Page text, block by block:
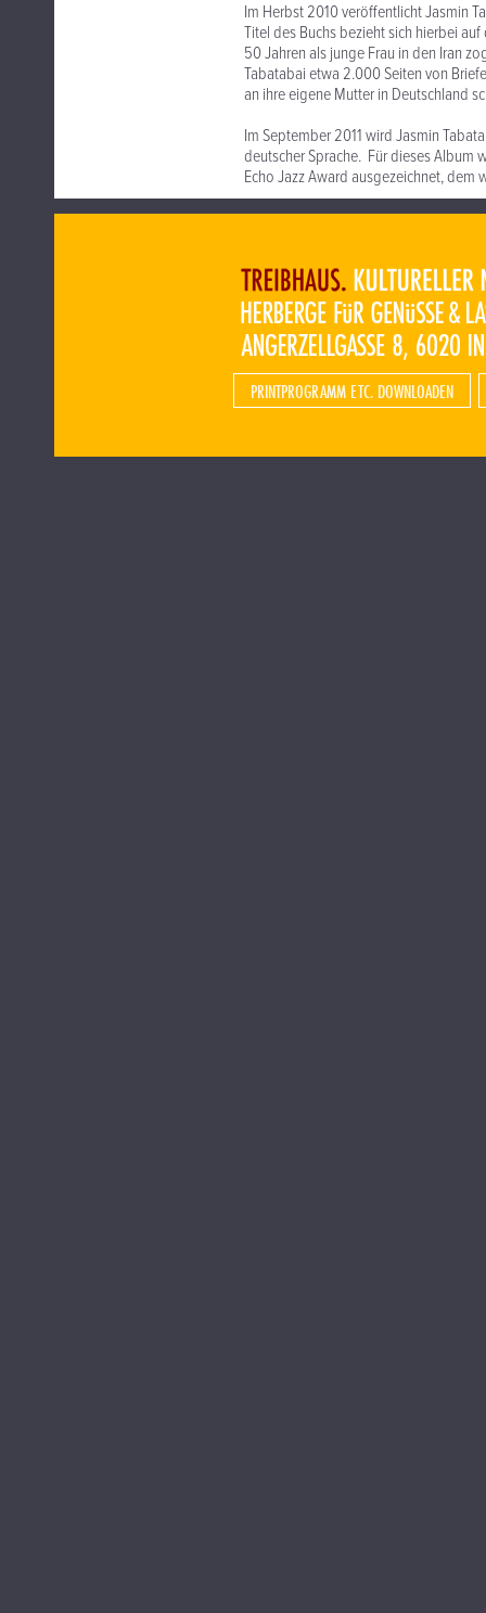
Im Herbst 2010 veröffentlicht Jasmin
Titel des Buchs bezieht sich hierbei
50 Jahren als junge Frau in den Iran
Tabatabai etwa 2.000 Seiten von
an ihre eigene Mutter in Deutschland
Im September 2011 wird Jasmin
deutscher Sprache. Für dieses Album
Echo Jazz Award ausgezeichnet,
PRINTPROGRAMM ETC. DOWNLOADEN